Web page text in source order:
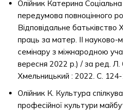
Олійник Катерина Соціальна
передумова повноцінного
Відповідальне батьківство
праць за матер. ІІ науково-
семінару з міжнародною
вересня 2022 р.) / за ред. Л.
Хмельницький : 2022. С.
Олійник К. Культура
професійної культури